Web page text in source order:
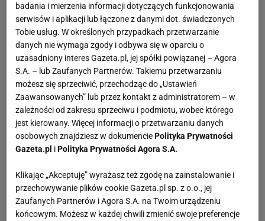
badania i mierzenia informacji dotyczących funkcjonowania
serwisów i aplikacji lub łączone z danymi dot. świadczonych
Tobie usług. W określonych przypadkach przetwarzanie
danych nie wymaga zgody i odbywa się w oparciu o
uzasadniony interes Gazeta.pl, jej spółki powiązanej – Agora
S.A. – lub Zaufanych Partnerów. Takiemu przetwarzaniu
możesz się sprzeciwić, przechodząc do „Ustawień
Zaawansowanych” lub przez kontakt z administratorem – w
zależności od zakresu sprzeciwu i podmiotu, wobec którego
jest kierowany. Więcej informacji o przetwarzaniu danych
osobowych znajdziesz w dokumenciePolityka Prywatności
Gazeta.pl iPolityka Prywatności Agora S.A.
Klikając „Akceptuję” wyrażasz też zgodę na zainstalowanie i
przechowywanie plików cookie Gazeta.pl sp. z o.o., jej
Zaufanych Partnerów i Agora S.A. na Twoim urządzeniu
końcowym. Możesz w każdej chwili zmienić swoje preferencje